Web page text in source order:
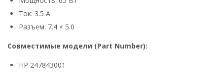
Ток: 3.5 А
Разъем: 7.4 × 5.0
Совместимые модели (Part Number):
HP 247843001